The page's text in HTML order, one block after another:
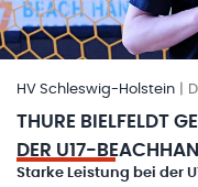
HV Schleswig-Holstein
THURE BIELFELDT
DER U17-
Starke Leistung bei der